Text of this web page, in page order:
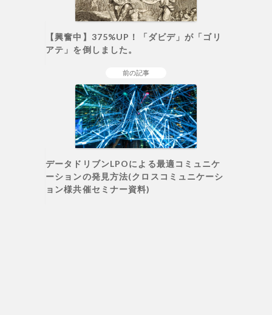
【興奮中】375%UP！「ダビデ」が「ゴリ
アテ」を倒しました。
前の記事
データドリブンLPOによる最適コミュニケ
ーションの発見方法(クロスコミュニケーシ
ョン様共催セミナー資料)